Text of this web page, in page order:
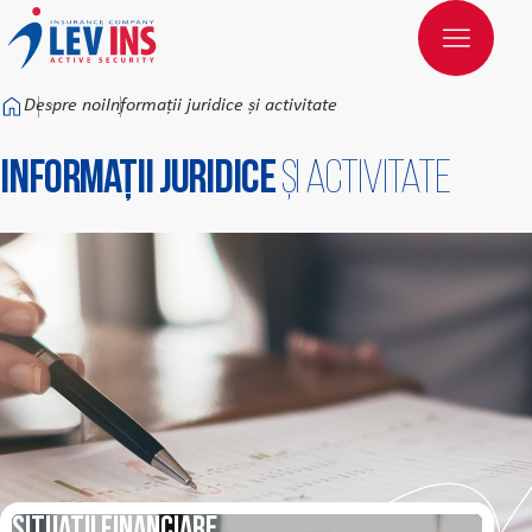
Към основното съдържание
Despre noiInformații juridice și activitate
Informații juridiceși activitate